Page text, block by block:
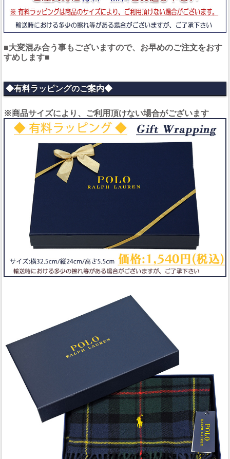
■大変混み合う事もございますので、お早めのご注文をおす
すめします■
◆有料ラッピングのご案内◆
※商品サイズにより、ご利用頂けない場合がございます